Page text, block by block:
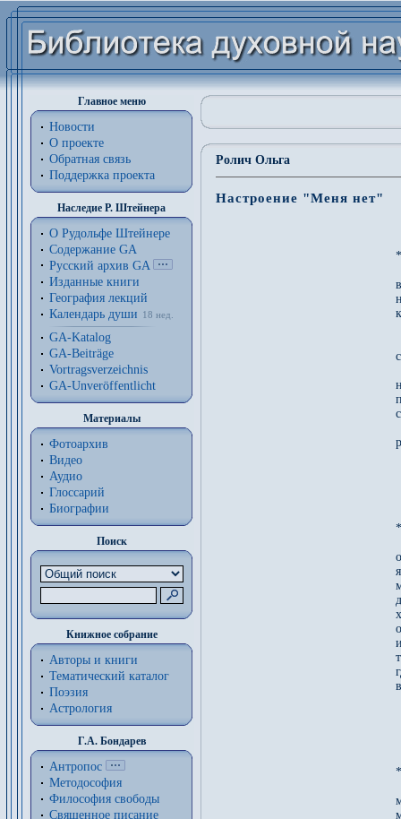
Главное меню
Новости
О проекте
Обратная связь
Поддержка проекта
Наследие Р. Штейнера
О Рудольфе Штейнере
Содержание GA
Русский архив GA
Изданные книги
География лекций
Календарь души
18 нед.
GA-Katalog
GA-Beiträge
Vortragsverzeichnis
GA-Unveröffentlicht
Материалы
Фотоархив
Видео
Аудио
Глоссарий
Биографии
Поиск
Книжное собрание
Авторы и книги
Тематический каталог
Поэзия
Астрология
Г.А. Бондарев
Антропос
Методософия
Философия cвободы
Священное писание
Ролич Ольга
Настроение "Меня нет"